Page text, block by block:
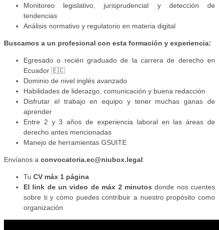
Monitoreo legislativo, jurisprudencial y detección de
tendencias
Análisis normativo y regulatorio en materia digital
Buscamos a un profesional con esta formación y experiencia:
Egresado o recién graduado de la carrera de derecho en
Ecuador 🇪🇨
Dominio de nivel inglés avanzado
Habilidades de liderazgo, comunicación y buena redacción
Disfrutar el trabajo en equipo y tener muchas ganas de
aprender
Entre 2 y 3 años de experiencia laboral en las áreas de
derecho antes mencionadas
Manejo de herramientas GSUITE
Envíanos a convocatoria.ec@niubox.legal:
Tu CV máx 1 página
El link de un video de máx 2 minutos donde nos cuentes
sobre ti y cómo puedes contribuir a nuestro propósito como
organización